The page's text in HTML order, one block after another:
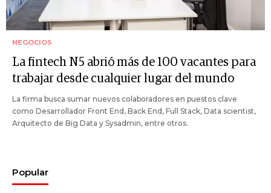
NEGOCIOS
La fintech N5 abrió más de 100 vacantes para
trabajar desde cualquier lugar del mundo
La firma busca sumar nuevos colaboradores en puestos clave
como Desarrollador Front End, Back End, Full Stack, Data scientist,
Arquitecto de Big Data y Sysadmin, entre otros.
Popular